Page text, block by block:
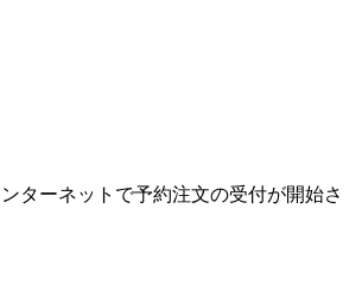
ターネットで予約注文の受付が開始さ